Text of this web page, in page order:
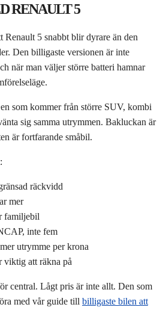
RENAULT 5
Renault 5 snabbt blir dyrare än den
Den billigaste versionen är inte
när man väljer större batteri hamnar
som kommer från större SUV, kombi
sig samma utrymmen. Bakluckan är
är fortfarande småbil.
räckvidd
mer
familjebil
inte fem
utrymme per krona
att räkna på
central. Lågt pris är inte allt. Den som
med vår guide till billigaste bilen att